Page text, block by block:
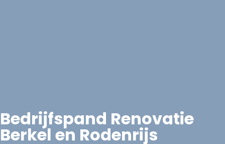
Bedrijfspand Renovatie
Berkel en Rodenrijs